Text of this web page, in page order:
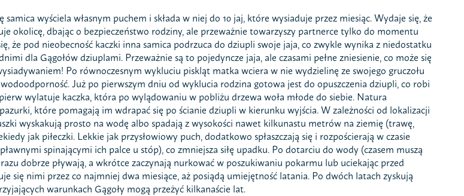
wyściela własnym puchem i składa w niej do 10 jaj, które wysiaduje przez miesiąc. Wydaje się, że
okolicę, dbając o bezpieczeństwo rodziny, ale przeważnie towarzyszy partnerce tylko do momentu
że pod nieobecność kaczki inna samica podrzuca do dziupli swoje jaja, co zwykle wynika z niedostatku
dla Gągołów dziuplami. Przeważnie są to pojedyncze jaja, ale czasami pełne zniesienie, co może się
Po równoczesnym wykluciu piskląt matka wciera w nie wydzielinę ze swojego gruczołu
Już po pierwszym dniu od wyklucia rodzina gotowa jest do opuszczenia dziupli, co robi
wylatuje kaczka, która po wylądowaniu w pobliżu drzewa woła młode do siebie. Natura
które pomagają im wdrapać się po ścianie dziupli w kierunku wyjścia. W zależności od lokalizacji
wyskakują prosto na wodę albo spadają z wysokości nawet kilkunastu metrów na ziemię (trawę,
jak piłeczki. Lekkie jak przysłowiowy puch, dodatkowo spłaszczają się i rozpościerają w czasie
spinającymi ich palce u stóp), co zmniejsza siłę upadku. Po dotarciu do wody (czasem muszą
dobrze pływają, a wkrótce zaczynają nurkować w poszukiwaniu pokarmu lub uciekając przed
się nimi przez co najmniej dwa miesiące, aż posiądą umiejętność latania. Po dwóch latach zyskują
warunkach Gągoły mogą przeżyć kilkanaście lat.